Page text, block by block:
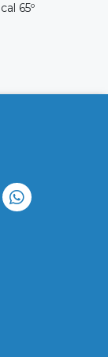
65º